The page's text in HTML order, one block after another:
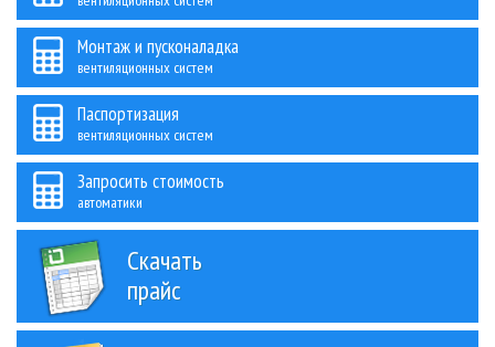
Монтаж и пусконаладка
вентиляционных систем
Паспортизация
вентиляционных систем
Запросить стоимость
автоматики
Скачать
прайс